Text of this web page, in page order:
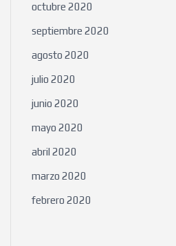
octubre 2020
septiembre 2020
agosto 2020
julio 2020
junio 2020
mayo 2020
abril 2020
marzo 2020
febrero 2020